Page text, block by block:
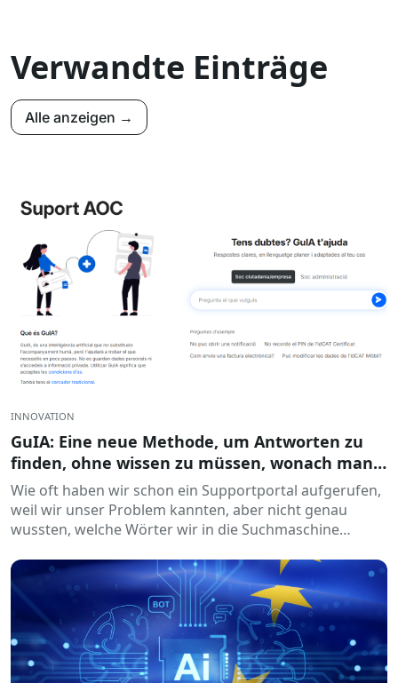
Verwandte Einträge
Alle anzeigen →
INNOVATION
GuIA: Eine neue Methode, um Antworten zu
finden, ohne wissen zu müssen, wonach man
suchen soll
Wie oft haben wir schon ein Supportportal aufgerufen,
weil wir unser Problem kannten, aber nicht genau
wussten, welche Wörter wir in die Suchmaschine